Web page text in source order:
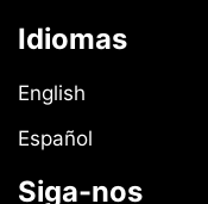
Idiomas
English
Español
Siga-nos